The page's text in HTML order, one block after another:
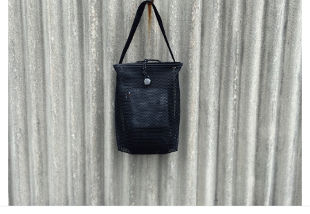
#NEW VINTAGE #古着サミット
#マイナーグッド図鑑 #フイナムのYouTube
#Commune H #FOCUS IT #AH.H
#ととけん #FASHION #MUSIC #MOVIE
#LIFESTYLE #SNEAKER #OUTDOOR
#SPORTS #HANDSOME HANDBOOK